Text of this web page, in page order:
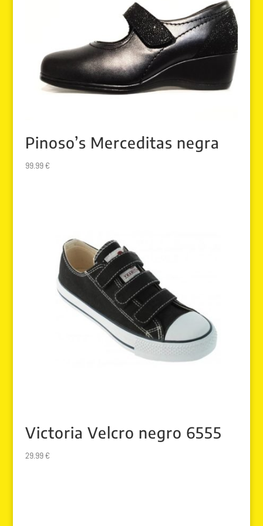
Pinoso’s Merceditas negra
99.99€
Victoria Velcro negro 6555
29.99€